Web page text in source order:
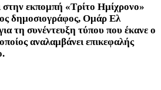
εκπομπή «Τρίτο Ημίχρονο»
δημοσιογράφος, Ομάρ Ελ
τη συνέντευξη τύπου που έκανε ο
αναλαμβάνει επικεφαλής